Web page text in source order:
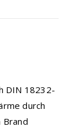
DIN 18232-
durch
Brand